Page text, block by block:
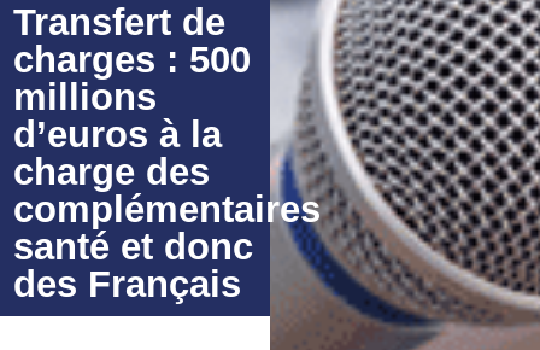
Transfert de
charges : 500
millions
d’euros à la
charge des
complémentaires
santé et donc
des Français